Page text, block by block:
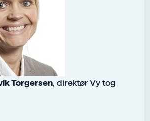
Torgersen, direktør Vy tog